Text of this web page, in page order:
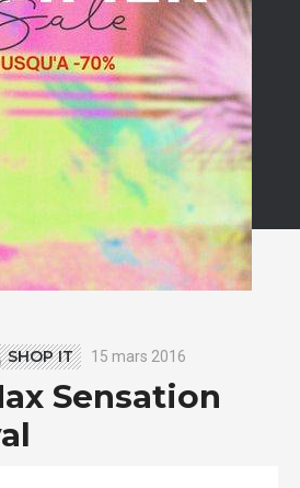
SHOP IT 15 mars 2016
Sensation